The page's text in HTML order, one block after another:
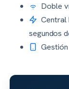
Doble
Central
segundos